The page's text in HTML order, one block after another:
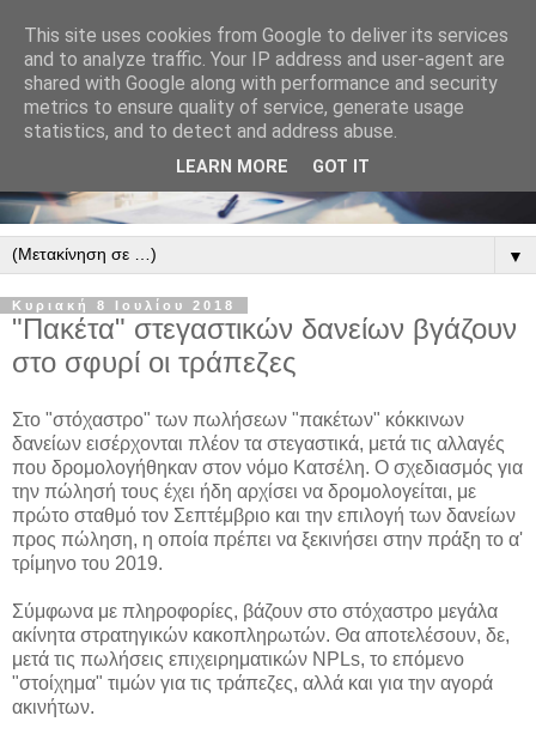
▼
Κυριακή 8 Ιουλίου 2018
"Πακέτα" στεγαστικών δανείων βγάζουν
στο σφυρί οι τράπεζες
Στο "στόχαστρο" των πωλήσεων "πακέτων" κόκκινων
δανείων εισέρχονται πλέον τα στεγαστικά, μετά τις αλλαγές
που δρομολογήθηκαν στον νόμο Κατσέλη. Ο σχεδιασμός για
την πώλησή τους έχει ήδη αρχίσει να δρομολογείται, με
πρώτο σταθμό τον Σεπτέμβριο και την επιλογή των δανείων
προς πώληση, η οποία πρέπει να ξεκινήσει στην πράξη το α'
τρίμηνο του 2019.
Σύμφωνα με πληροφορίες, βάζουν στο στόχαστρο μεγάλα
ακίνητα στρατηγικών κακοπληρωτών. Θα αποτελέσουν, δε,
μετά τις πωλήσεις επιχειρηματικών NPLs, το επόμενο
"στοίχημα" τιμών για τις τράπεζες, αλλά και για την αγορά
ακινήτων.
This site uses cookies from Google to deliver its services
and to analyze traffic. Your IP address and user-agent are
shared with Google along with performance and security
metrics to ensure quality of service, generate usage
statistics, and to detect and address abuse.
LEARN MORE GOT IT